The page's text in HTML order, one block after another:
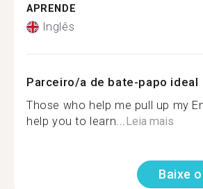
APRENDE
Inglês
Parceiro/a de bate-papo ideal
Those who help me pull up my
help you to learn...Leia mais
Baixe